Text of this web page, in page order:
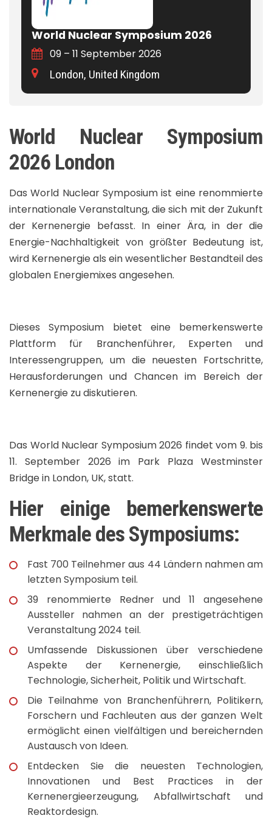
World Nuclear Symposium 2026
09 – 11 September 2026
London, United Kingdom
World Nuclear Symposium
2026 London
Das World Nuclear Symposium ist eine renommierte
internationale Veranstaltung, die sich mit der Zukunft
der Kernenergie befasst. In einer Ära, in der die
Energie-Nachhaltigkeit von größter Bedeutung ist,
wird Kernenergie als ein wesentlicher Bestandteil des
globalen Energiemixes angesehen.
Dieses Symposium bietet eine bemerkenswerte
Plattform für Branchenführer, Experten und
Interessengruppen, um die neuesten Fortschritte,
Herausforderungen und Chancen im Bereich der
Kernenergie zu diskutieren.
Das World Nuclear Symposium 2026 findet vom 9. bis
11. September 2026 im Park Plaza Westminster
Bridge in London, UK, statt.
Hier einige bemerkenswerte
Merkmale des Symposiums:
Fast 700 Teilnehmer aus 44 Ländern nahmen am
letzten Symposium teil.
39 renommierte Redner und 11 angesehene
Aussteller nahmen an der prestigeträchtigen
Veranstaltung 2024 teil.
Umfassende Diskussionen über verschiedene
Aspekte der Kernenergie, einschließlich
Technologie, Sicherheit, Politik und Wirtschaft.
Die Teilnahme von Branchenführern, Politikern,
Forschern und Fachleuten aus der ganzen Welt
ermöglicht einen vielfältigen und bereichernden
Austausch von Ideen.
Entdecken Sie die neuesten Technologien,
Innovationen und Best Practices in der
Kernenergieerzeugung, Abfallwirtschaft und
Reaktordesign.